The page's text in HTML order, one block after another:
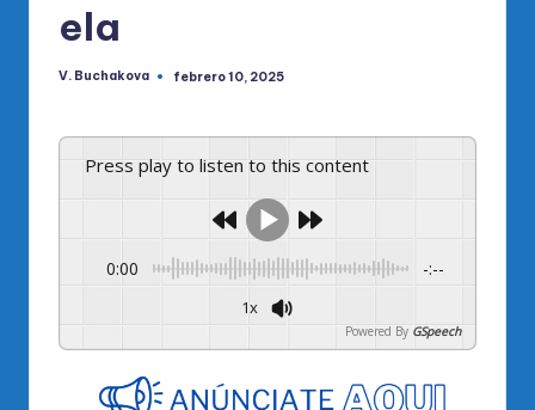
ela
Publicado
V. Buchakova febrero 10, 2025
Press play to listen to this content
0:00 -:--
1x
Powered By GSpeech